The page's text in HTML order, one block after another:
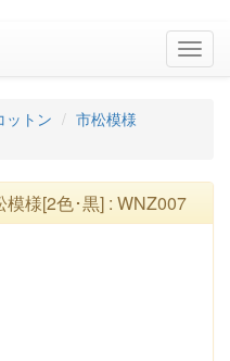
ットン
市松模様
模様[2色･黒] : WNZ007